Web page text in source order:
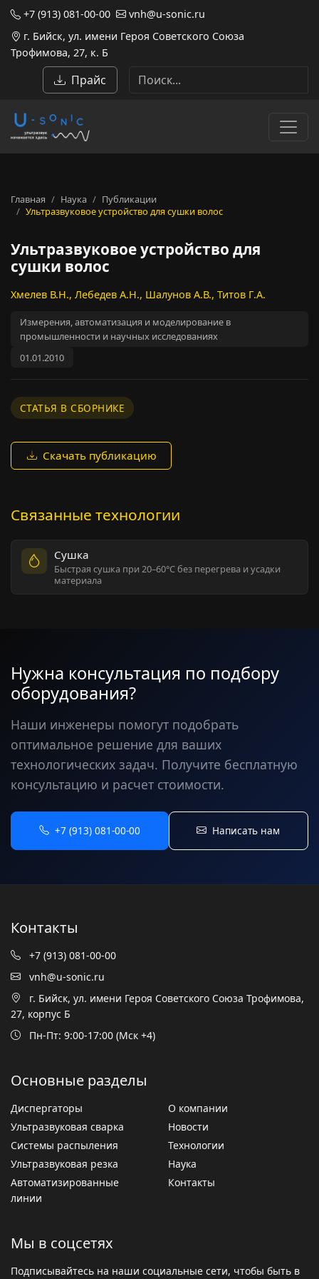
+7 (913) 081-00-00
vnh@u-sonic.ru
г. Бийск, ул. имени Героя Советского Союза
Трофимова, 27, к. Б
Прайс
Главная Наука
Публикации
Ультразвуковое устройство для сушки волос
Ультразвуковое устройство для
сушки волос
Хмелев В.Н., Лебедев А.Н., Шалунов А.В., Титов Г.А.
Измерения, автоматизация и моделирование в
промышленности и научных исследованиях
01.01.2010
СТАТЬЯ В СБОРНИКЕ
Скачать публикацию
Связанные технологии
Сушка
Быстрая сушка при 20–60°C без перегрева и усадки
материала
Нужна консультация по подбору
оборудования?
Наши инженеры помогут подобрать
оптимальное решение для ваших
технологических задач. Получите бесплатную
консультацию и расчет стоимости.
+7 (913) 081-00-00 Написать нам
Контакты
+7 (913) 081-00-00
vnh@u-sonic.ru
г. Бийск, ул. имени Героя Советского Союза Трофимова,
27, корпус Б
Пн-Пт: 9:00-17:00 (Мск +4)
Основные разделы
Диспергаторы
Ультразвуковая сварка
Системы распыления
Ультразвуковая резка
Автоматизированные
линии
О компании
Новости
Технологии
Наука
Контакты
Мы в соцсетях
Подписывайтесь на наши социальные сети, чтобы быть в